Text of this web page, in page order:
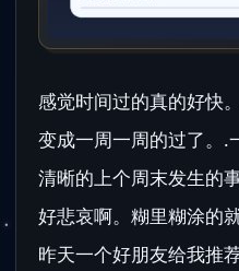
感觉时间过的真的好快
变成一周一周的过了。.
清晰的上个周末发生的
好悲哀啊。糊里糊涂的
昨天一个好朋友给我推